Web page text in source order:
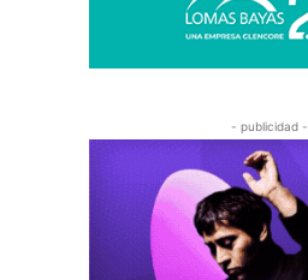
- publicidad -